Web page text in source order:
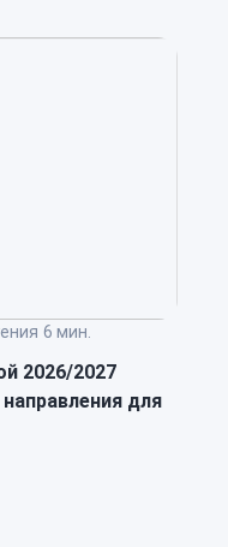
6 мин.
2026/2027
для